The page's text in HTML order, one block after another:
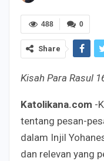
0
488
Share
Kisah Para Rasul
Katolikana.com -
tentang pesan-
dalam Injil
dan relevan yang